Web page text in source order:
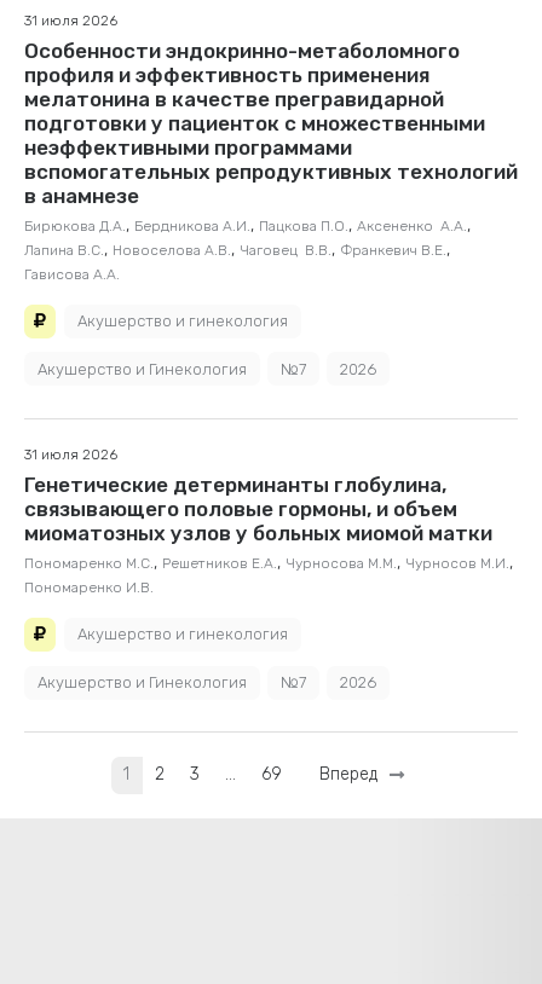
31 июля 2026
Особенности эндокринно-метаболомного
профиля и эффективность применения
мелатонина в качестве прегравидарной
подготовки у пациенток с множественными
неэффективными программами
вспомогательных репродуктивных технологий
в анамнезе
Бирюкова Д.А. , Бердникова А.И. , Пацкова П.О. , Аксененко А.А. ,
Лапина В.С. , Новоселова А.В. , Чаговец В.В. , Франкевич В.Е. ,
Гависова А.А.
Акушерство и гинекология
Акушерство и Гинекология №7 2026
31 июля 2026
Генетические детерминанты глобулина,
связывающего половые гормоны, и объем
миоматозных узлов у больных миомой матки
Пономаренко М.С., Решетников Е.А., Чурносова М.М., Чурносов М.И.,
Пономаренко И.В.
Акушерство и гинекология
Акушерство и Гинекология №7 2026
1 2 3 … 69 Вперед